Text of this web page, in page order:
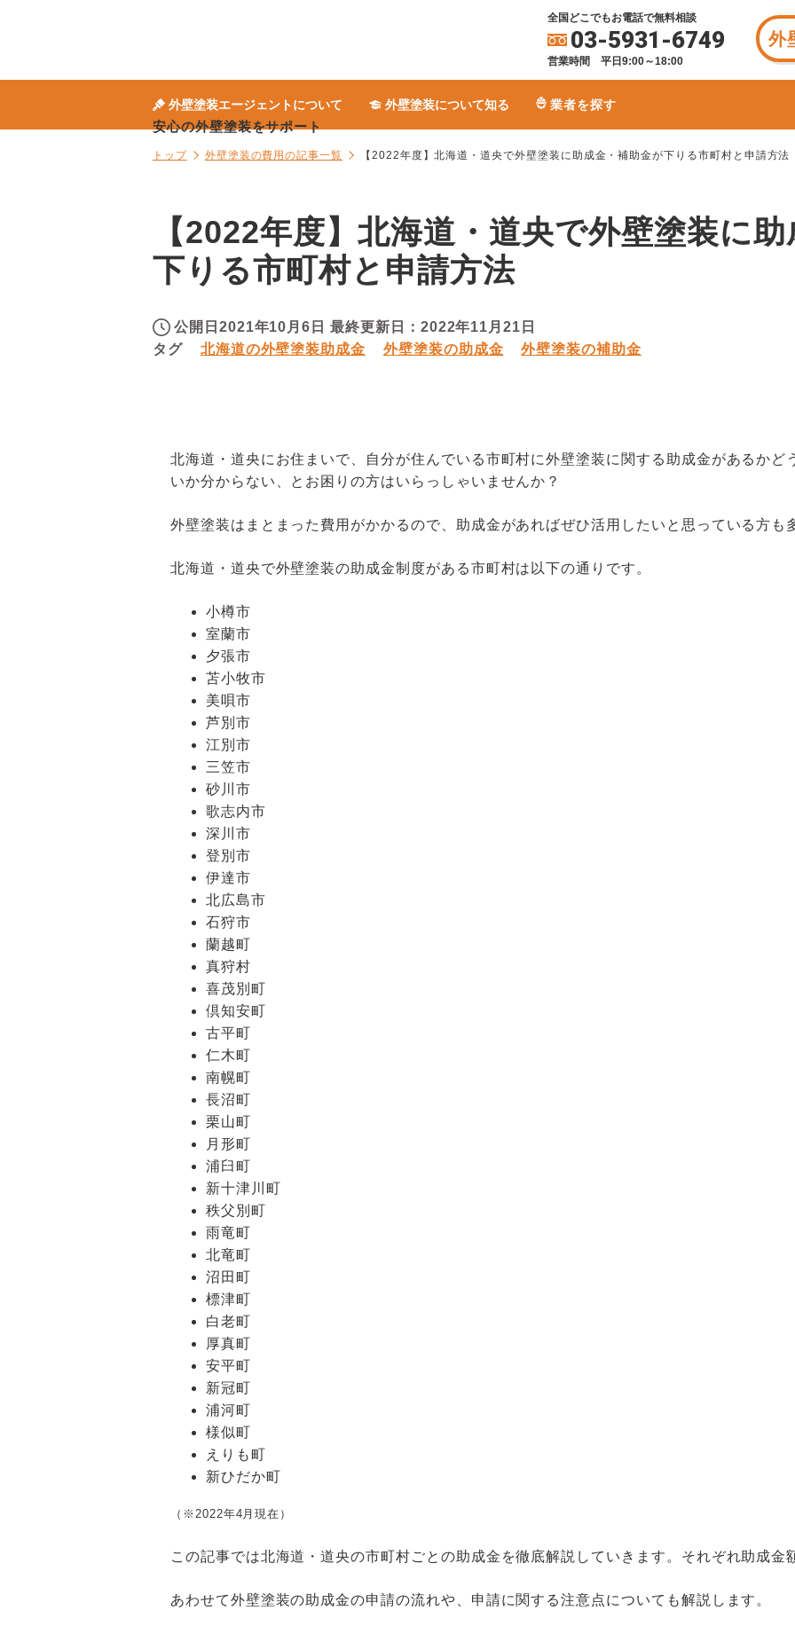
安心の外壁塗装をサポート
全国どこでもお電話で無料相談
03-5931-6749
営業時間 平日9:00～18:00
外
外壁塗装エージェントについて 外壁塗装について知る 業者を探す
トップ 外壁塗装の費用の記事一覧 【2022年度】北海道・道央で外壁塗装に助成金・補助金が下りる市町村と申請方法
【2022年度】北海道・道央で外壁塗装に
下りる市町村と申請方法
公開日 2021年10月6日 最終更新日： 2022年11月21日
タグ
北海道の外壁塗装助成金 外壁塗装の助成金 外壁塗装の補助金
北海道・道央にお住まいで、自分が住んでいる市町村に外壁塗装に関する助成金があるかど
いか分からない、とお困りの方はいらっしゃいませんか？
外壁塗装はまとまった費用がかかるので、助成金があればぜひ活用したいと思っている方も
北海道・道央で外壁塗装の助成金制度がある市町村は以下の通りです。
小樽市
室蘭市
夕張市
苫小牧市
美唄市
芦別市
江別市
三笠市
砂川市
歌志内市
深川市
登別市
伊達市
北広島市
石狩市
蘭越町
真狩村
喜茂別町
倶知安町
古平町
仁木町
南幌町
長沼町
栗山町
月形町
浦臼町
新十津川町
秩父別町
雨竜町
北竜町
沼田町
標津町
白老町
厚真町
安平町
新冠町
浦河町
様似町
えりも町
新ひだか町
（※2022年4月現在）
この記事では北海道・道央の市町村ごとの助成金を徹底解説していきます。それぞれ助成金
あわせて外壁塗装の助成金の申請の流れや、申請に関する注意点についても解説します。